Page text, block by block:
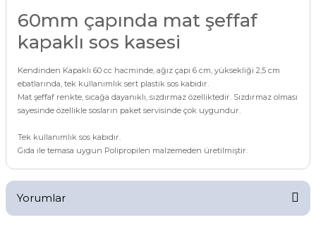
60mm çapında mat şeffaf
kapaklı sos kasesi
Kendinden Kapaklı 60 cc hacminde, ağız çapı 6 cm, yüksekliği 2,5 cm
ebatlarında, tek kullanımlık sert plastik sos kabıdır.
Mat şeffaf renkte, sıcağa dayanıklı, sızdırmaz özelliktedir. Sızdırmaz olması
sayesinde özellikle sosların paket servisinde çok uygundur.
Tek kullanımlık sos kabıdır.
Gıda ile temasa uygun Polipropilen malzemeden üretilmiştir.
Yorumlar